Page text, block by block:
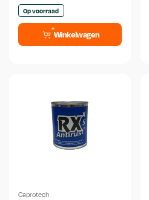
Op voorraad
Winkelwagen
Caprotech